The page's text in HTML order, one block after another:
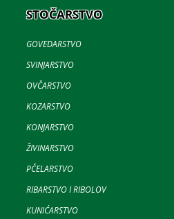
STOČARSTVO
GOVEDARSTVO
SVINJARSTVO
OVČARSTVO
KOZARSTVO
KONJARSTVO
ŽIVINARSTVO
PČELARSTVO
RIBARSTVO I RIBOLOV
KUNIĆARSTVO